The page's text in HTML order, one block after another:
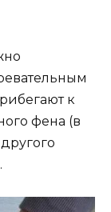
к
фена (в